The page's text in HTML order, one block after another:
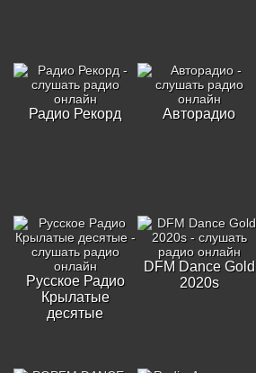
Радио Рекорд Авторадио
Русское Радио
Крылатые
десятые
DFM Dance Gold
2020s